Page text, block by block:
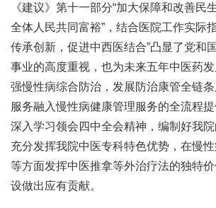
《建议》第十一部分“加大保障和改善民
全体人民共同富裕”，结合医院工作实际
传承创新，促进中西医结合”凸显了党和
事业的高度重视，也为未来五年中医药发
强慢性病综合防治，发展防治康管全链
服务融入慢性病健康管理服务的全流程
深入学习领会四中全会精神，编制好我院
充分发挥我院中医专科特色优势，在慢
等方面发挥中医推拿等外治疗法的独特
设做出应有贡献。